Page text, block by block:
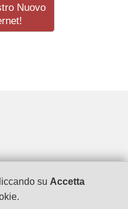
su Accetta
Nuovo